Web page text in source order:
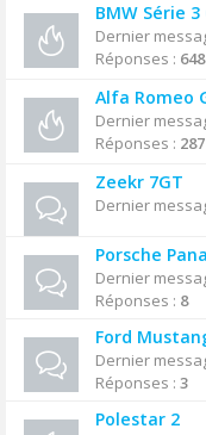
BMW Série 3
Dernier
Réponses : 648
Alfa Romeo
Dernier
Réponses : 287
Zeekr 7GT
Dernier
Porsche
Dernier
Réponses : 8
Ford
Dernier
Réponses : 3
Polestar 2